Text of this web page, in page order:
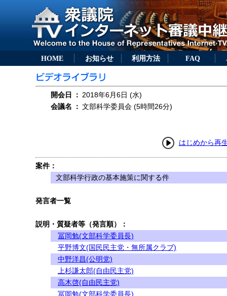
HOME お知らせ 利用方法 FAQ
開会日 ： 2018年6月6日 (水)
会議名
： 文部科学委員会 (5時間26分)
はじめから再
案件：
文部科学行政の基本施策に関する件
発言者一覧
説明・質疑者等（発言順）：
冨岡勉(文部科学委員長)
平野博文(国民民主党・無所属クラブ)
中野洋昌(公明党)
上杉謙太郎(自由民主党)
高木啓(自由民主党)
冨岡勉(文部科学委員長)